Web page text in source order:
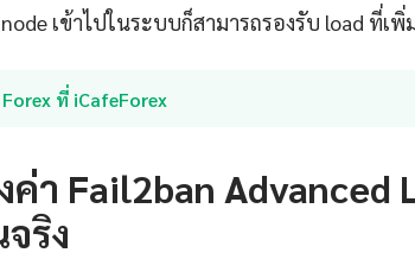
เข้าไปในระบบก็สามารถรองรับ load ที่เ
ที่ iCafeForex
า Fail2ban Advanced
ริง